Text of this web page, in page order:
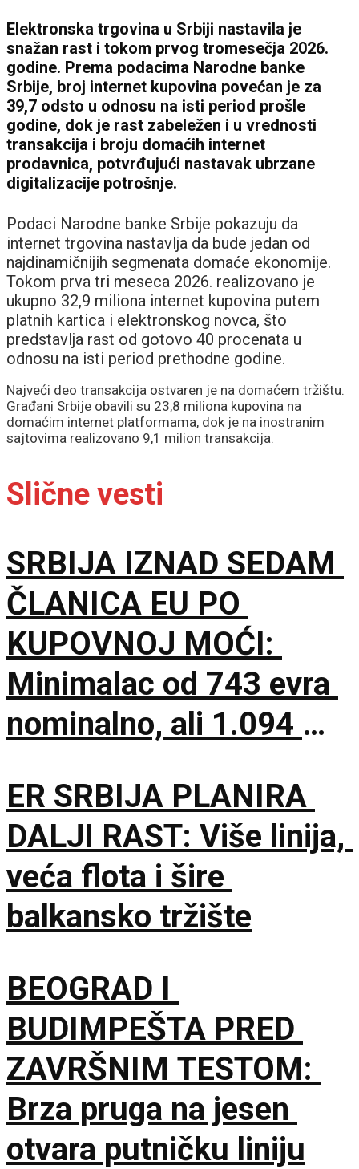
Elektronska trgovina u Srbiji nastavila je
snažan rast i tokom prvog tromesečja 2026.
godine. Prema podacima Narodne banke
Srbije, broj internet kupovina povećan je za
39,7 odsto u odnosu na isti period prošle
godine, dok je rast zabeležen i u vrednosti
transakcija i broju domaćih internet
prodavnica, potvrđujući nastavak ubrzane
digitalizacije potrošnje.
Podaci Narodne banke Srbije pokazuju da
internet trgovina nastavlja da bude jedan od
najdinamičnijih segmenata domaće ekonomije.
Tokom prva tri meseca 2026. realizovano je
ukupno 32,9 miliona internet kupovina putem
platnih kartica i elektronskog novca, što
predstavlja rast od gotovo 40 procenata u
odnosu na isti period prethodne godine.
Najveći deo transakcija ostvaren je na domaćem tržištu.
Građani Srbije obavili su 23,8 miliona kupovina na
domaćim internet platformama, dok je na inostranim
sajtovima realizovano 9,1 milion transakcija.
Slične vesti
SRBIJA IZNAD SEDAM
ČLANICA EU PO
KUPOVNOJ MOĆI:
Minimalac od 743 evra
nominalno, ali 1.094
podacima
ER SRBIJA PLANIRA
DALJI RAST: Više linija,
veća flota i šire
balkansko tržište
BEOGRAD I
BUDIMPEŠTA PRED
ZAVRŠNIM TESTOM:
Brza pruga na jesen
otvara putničku liniju